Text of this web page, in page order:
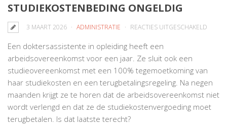
STUDIEKOSTENBEDING ONGELDIG
3 MAART 2026 ADMINISTRATIE REACTIES UITGESCHAKELD
Een doktersassistente in opleiding heeft een
arbeidsovereenkomst voor een jaar. Ze sluit ook een
studieovereenkomst met een 100% tegemoetkoming van
haar studiekosten en een terugbetalingsregeling. Na negen
maanden krijgt ze te horen dat de arbeidsovereenkomst niet
wordt verlengd en dat ze de studiekostenvergoeding moet
terugbetalen. Is dat laatste terecht?